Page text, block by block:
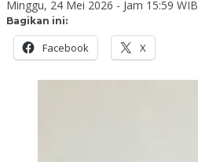
Minggu, 24 Mei 2026 - Jam 15:59 WIB
Bagikan ini:
Facebook X